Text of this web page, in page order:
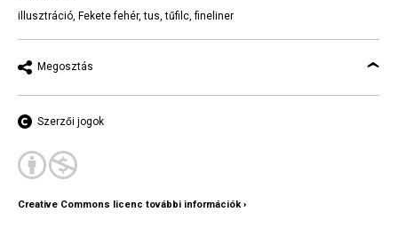
illusztráció, Fekete fehér,tus,tűfilc,fineliner
Megosztás
Szerzői jogok
Creative Commons licenc további információk ›